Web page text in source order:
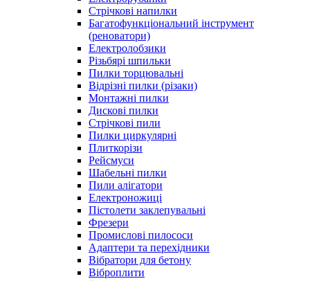
Стрічкові напилки
Багатофункціональний інструмент
(реноватори)
Електролобзики
Різьбярі шпильки
Пилки торцювальні
Відрізні пилки (різаки)
Монтажні пилки
Дискові пилки
Стрічкові пили
Пилки циркулярні
Плиткорізи
Рейсмуси
Шабельні пилки
Пили алігатори
Електроножиці
Пістолети заклепувальні
Фрезери
Промислові пилососи
Адаптери та перехідники
Вібратори для бетону
Віброплити